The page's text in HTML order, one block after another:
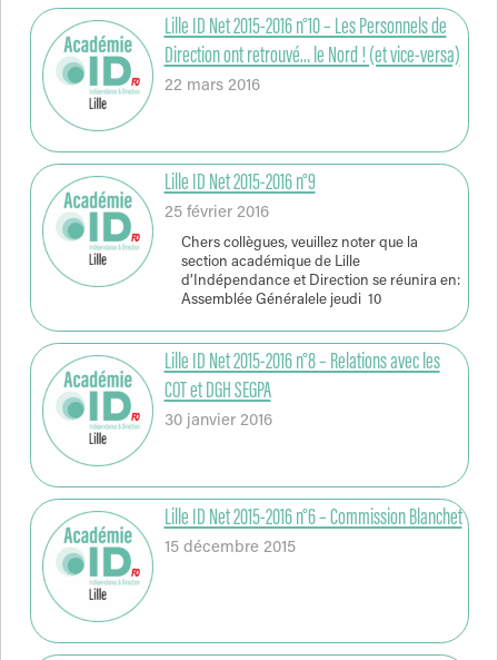
Lille ID Net 2015-2016 n°10 – Les Personnels de
Direction ont retrouvé… le Nord ! (et vice-versa)
22 mars 2016
Lille ID Net 2015-2016 n°9
25 février 2016
Chers collègues, veuillez noter que la
section académique de Lille
d’Indépendance et Direction se réunira en:
Assemblée Généralele jeudi 10
Lille ID Net 2015-2016 n°8 – Relations avec les
COT et DGH SEGPA
30 janvier 2016
Lille ID Net 2015-2016 n°6 – Commission Blanchet
15 décembre 2015